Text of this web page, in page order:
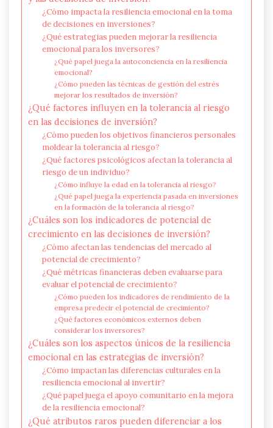
¿Cómo impacta la resiliencia emocional en la toma
de decisiones en inversiones?
¿Qué estrategias pueden mejorar la resiliencia
emocional para los inversores?
¿Qué papel juega la autoconciencia en la resiliencia
emocional?
¿Cómo pueden las técnicas de gestión del estrés
mejorar los resultados de inversión?
¿Qué factores influyen en la tolerancia al riesgo
en las decisiones de inversión?
¿Cómo pueden los objetivos financieros personales
moldear la tolerancia al riesgo?
¿Qué factores psicológicos afectan la tolerancia al
riesgo de un individuo?
¿Cómo influye la edad en la tolerancia al riesgo?
¿Qué papel juega la experiencia pasada en inversiones
en la formación de la tolerancia al riesgo?
¿Cuáles son los indicadores de potencial de
crecimiento en las decisiones de inversión?
¿Cómo afectan las tendencias del mercado al
potencial de crecimiento?
¿Qué métricas financieras deben evaluarse para
evaluar el potencial de crecimiento?
¿Cómo pueden los indicadores de rendimiento de la
empresa predecir el potencial de crecimiento?
¿Qué factores económicos externos deben
considerar los inversores?
¿Cuáles son los aspectos únicos de la resiliencia
emocional en las estrategias de inversión?
¿Cómo impactan las diferencias culturales en la
resiliencia emocional al invertir?
¿Qué papel juega el apoyo comunitario en la mejora
de la resiliencia emocional?
¿Qué atributos raros pueden diferenciar a los